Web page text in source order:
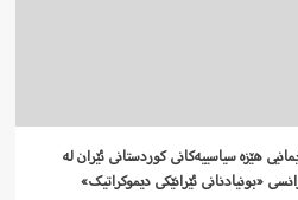
هێزە سیاسییەکانی کوردستانی ئێران لە
«بونیادنانی ئێرانێکی دیموکراتیک»